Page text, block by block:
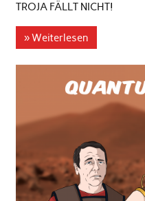
TROJA FÄLLT NICHT!
» Weiterlesen